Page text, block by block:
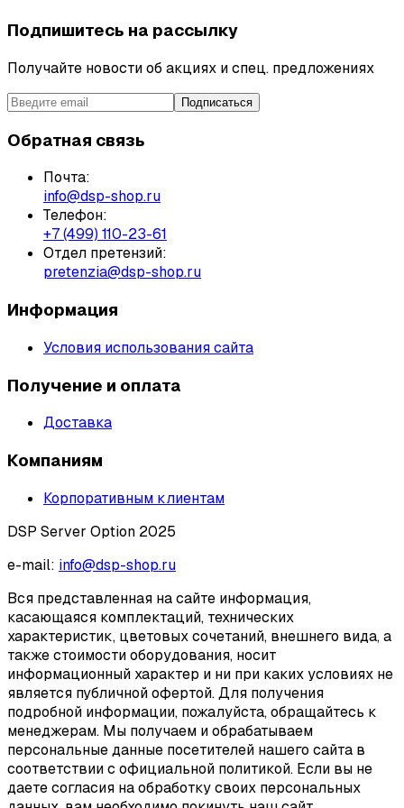
Подпишитесь на рассылку
Получайте новости об акциях и спец. предложениях
Подписаться
Обратная связь
Почта:
info@dsp-shop.ru
Телефон:
+7 (499) 110-23-61
Отдел претензий:
pretenzia@dsp-shop.ru
Информация
Условия использования сайта
Получение и оплата
Доставка
Компаниям
Корпоративным клиентам
DSP Server Option 2025
e-mail: info@dsp-shop.ru
Вся представленная на сайте информация,
касающаяся комплектаций, технических
характеристик, цветовых сочетаний, внешнего вида, а
также стоимости оборудования, носит
информационный характер и ни при каких условиях не
является публичной офертой. Для получения
подробной информации, пожалуйста, обращайтесь к
менеджерам. Мы получаем и обрабатываем
персональные данные посетителей нашего сайта в
соответствии с официальной политикой. Если вы не
даете согласия на обработку своих персональных